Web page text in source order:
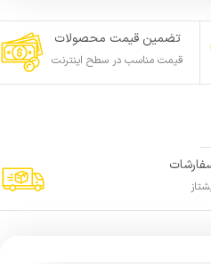
تضمین قیمت محصولات
قیمت مناسب در سطح اینترنت